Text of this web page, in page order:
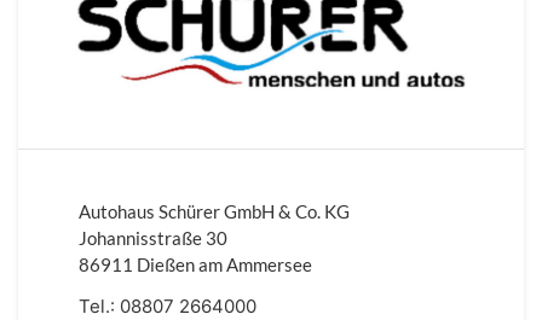
Autohaus Schürer GmbH & Co. KG
Johannisstraße 30
86911 Dießen am Ammersee
Tel.: 08807 2664000